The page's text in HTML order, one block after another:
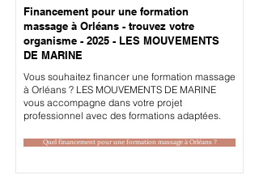
Financement pour une formation
massage à Orléans - trouvez votre
organisme - 2025 - LES MOUVEMENTS
DE MARINE
Vous souhaitez financer une formation massage
à Orléans ? LES MOUVEMENTS DE MARINE
vous accompagne dans votre projet
professionnel avec des formations adaptées.
Quel financement pour une formation massage à Orléans ?